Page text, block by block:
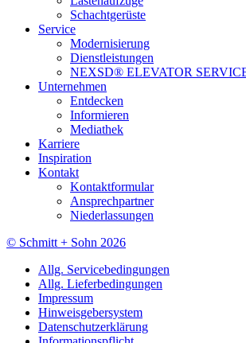
Schachtgerüste
Service
Modernisierung
Dienstleistungen
NEXSD® ELEVATOR
Unternehmen
Entdecken
Informieren
Mediathek
Karriere
Inspiration
Kontakt
Kontaktformular
Ansprechpartner
Niederlassungen
© Schmitt + Sohn 2026
Allg. Servicebedingungen
Allg. Lieferbedingungen
Impressum
Hinweisgebersystem
Datenschutzerklärung